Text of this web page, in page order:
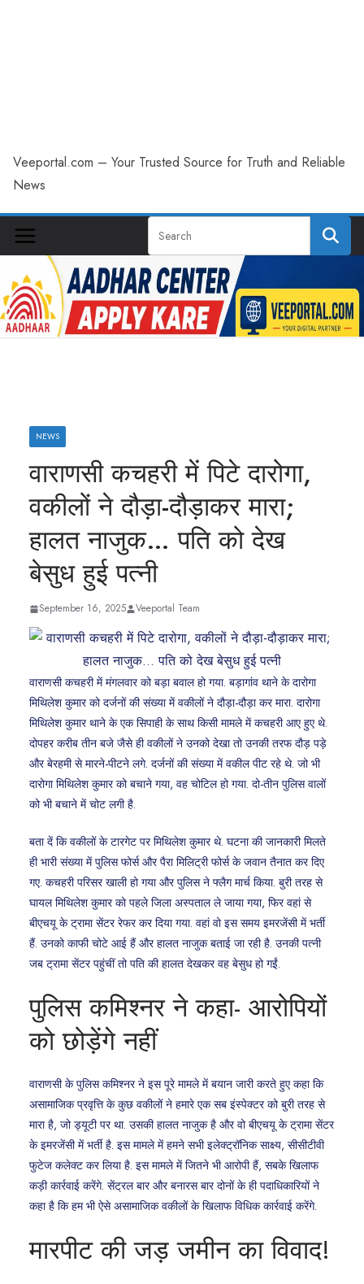
Veeportal.com – Your Trusted Source for Truth and Reliable
News
NEWS
वाराणसी कचहरी में पिटे दारोगा,
वकीलों ने दौड़ा-दौड़ाकर मारा;
हालत नाजुक… पति को देख
बेसुध हुई पत्नी
September 16, 2025 Veeportal Team
वाराणसी कचहरी में मंगलवार को बड़ा बवाल हो गया. बड़ागांव थाने के दारोगा
मिथिलेश कुमार को दर्जनों की संख्या में वकीलों ने दौड़ा-दौड़ा कर मारा. दारोगा
मिथिलेश कुमार थाने के एक सिपाही के साथ किसी मामले में कचहरी आए हुए थे.
दोपहर करीब तीन बजे जैसे ही वकीलों ने उनको देखा तो उनकी तरफ दौड़ पड़े
और बेरहमी से मारने-पीटने लगे. दर्जनों की संख्या में वकील पीट रहे थे. जो भी
दारोगा मिथिलेश कुमार को बचाने गया, वह चोटिल हो गया. दो-तीन पुलिस वालों
को भी बचाने में चोट लगी है.
बता दें कि वकीलों के टारगेट पर मिथिलेश कुमार थे. घटना की जानकारी मिलते
ही भारी संख्या में पुलिस फोर्स और पैरा मिलिट्री फोर्स के जवान तैनात कर दिए
गए. कचहरी परिसर खाली हो गया और पुलिस ने फ्लैग मार्च किया. बुरी तरह से
घायल मिथिलेश कुमार को पहले जिला अस्पताल ले जाया गया, फिर वहां से
बीएचयू के ट्रामा सेंटर रेफर कर दिया गया. वहां वो इस समय इमरजेंसी में भर्ती
हैं. उनको काफी चोटे आई हैं और हालत नाजुक बताई जा रही है. उनकी पत्नी
जब ट्रामा सेंटर पहुंचीं तो पति की हालत देखकर वह बेसुध हो गईं.
पुलिस कमिश्नर ने कहा- आरोपियों
को छोड़ेंगे नहीं
वाराणसी के पुलिस कमिश्नर ने इस पूरे मामले में बयान जारी करते हुए कहा कि
असामाजिक प्रवृत्ति के कुछ वकीलों ने हमारे एक सब इंस्पेक्टर को बुरी तरह से
मारा है, जो ड्यूटी पर था. उसकी हालत नाजुक है और वो बीएचयू के ट्रामा सेंटर
के इमरजेंसी में भर्ती है. इस मामले में हमने सभी इलेक्ट्रॉनिक साक्ष्य, सीसीटीवी
फुटेज कलेक्ट कर लिया है. इस मामले में जितने भी आरोपी हैं, सबके खिलाफ
कड़ी कार्रवाई करेंगे. सेंट्रल बार और बनारस बार दोनों के ही पदाधिकारियों ने
कहा है कि हम भी ऐसे असामाजिक वकीलों के खिलाफ विधिक कार्रवाई करेंगे.
मारपीट की जड़ जमीन का विवाद!